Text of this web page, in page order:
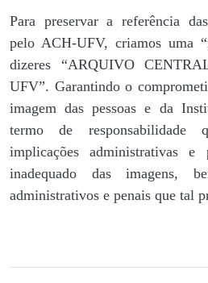
Para preservar a referência
pelo ACH-UFV, criamos uma
dizeres “ARQUIVO
UFV”. Garantindo o
imagem das pessoas e da
termo de responsabilidade
implicações administrativas
inadequado das imagens,
administrativos e penais que tal